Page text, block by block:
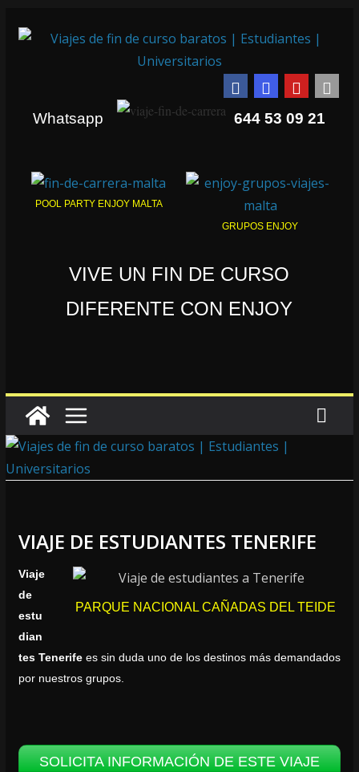
Whatsapp 644 53 09 21
POOL PARTY ENJOY MALTA
GRUPOS ENJOY
VIVE UN FIN DE CURSO
DIFERENTE CON ENJOY
VIAJE DE ESTUDIANTES TENERIFE
PARQUE NACIONAL CAÑADAS DEL TEIDE
Viaje
de
estu
dian
tes Tenerifees sin duda uno de los destinos más demandados
por nuestros grupos.
SOLICITA INFORMACIÓN DE ESTE VIAJE